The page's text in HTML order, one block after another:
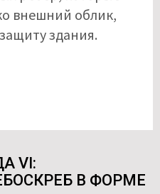
внешний облик,
здания.
VI:
В ФОРМЕ